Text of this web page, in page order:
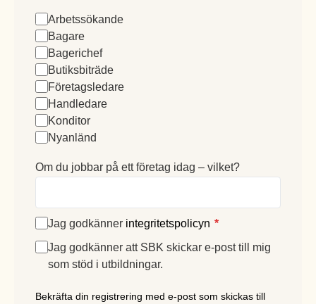
Arbetssökande
Bagare
Bagerichef
Butiksbiträde
Företagsledare
Handledare
Konditor
Nyanländ
Om du jobbar på ett företag idag – vilket?
Jag godkänner integritetspolicyn *
Jag godkänner att SBK skickar e-post till mig
som stöd i utbildningar.
Bekräfta din registrering med e-post som skickas till